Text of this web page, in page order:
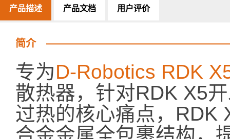
产品描述 产品文档 用户评价
简介
专为D-Robotics RDK
散热器，针对RDK X5
过热的核心痛点，RDK